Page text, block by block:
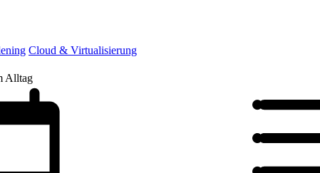
Cloud & Virtualisierung
Alltag